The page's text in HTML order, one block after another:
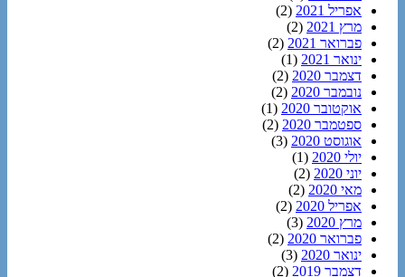
אפריל 2021
(2)
מרץ 2021
(2)
פברואר 2021
(2)
ינואר 2021
(1)
דצמבר 2020
(2)
נובמבר 2020
(2)
אוקטובר 2020
(1)
ספטמבר 2020
(2)
אוגוסט 2020
(3)
יולי 2020
(1)
יוני 2020
(2)
מאי 2020
(2)
אפריל 2020
(2)
מרץ 2020
(3)
פברואר 2020
(2)
ינואר 2020
(3)
דצמבר 2019
(2)